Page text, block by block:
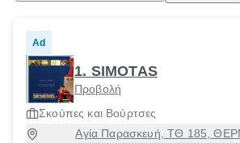
Ad
1. SIMOTAS
Προβολή
Σκούπες και Βούρτσες
Αγία Παρασκευή, ΤΘ 185,